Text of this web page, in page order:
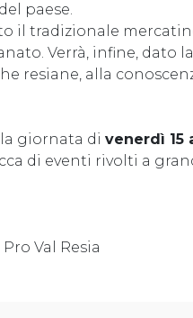
paese.
il tradizionale
Verrà, infine, dato
resiane, alla
giornata di venerdì 15
di eventi rivolti a
Val Resia